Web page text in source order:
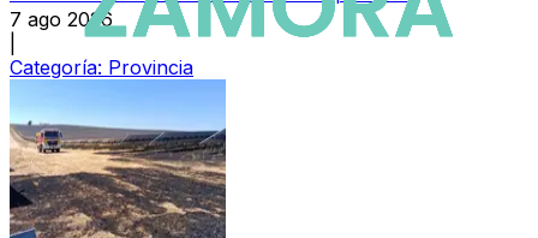
7 ago 2026
Categoría: Provincia